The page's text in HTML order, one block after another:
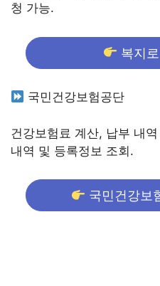
청 가능.
복지
국민건강보험공단
건강보험료 계산, 납부 내
내역 및 등록정보 조회.
국민건강보